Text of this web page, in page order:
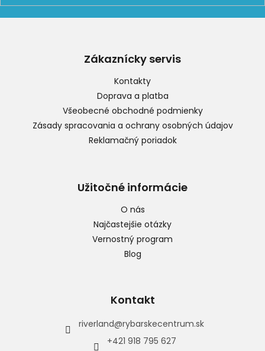
Zákaznícky servis
Kontakty
Doprava a platba
Všeobecné obchodné podmienky
Zásady spracovania a ochrany osobných údajov
Reklamačný poriadok
Užitočné informácie
O nás
Najčastejšie otázky
Vernostný program
Blog
Kontakt
riverland@rybarskecentrum.sk
+421 918 795 627